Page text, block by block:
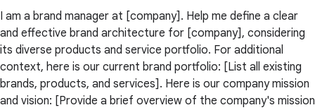
I am a brand manager at [company]. Help me define a clear
and effective brand architecture for [company], considering
its diverse products and service portfolio. For additional
context, here is our current brand portfolio: [List all existing
brands, products, and services]. Here is our company mission
and vision: [Provide a brief overview of the company's mission